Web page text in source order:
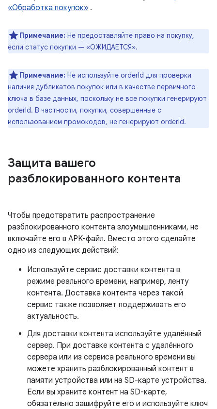
«Обработка покупок» .
Примечание: Не предоставляйте право на покупку,
если статус покупки — «ОЖИДАЕТСЯ».
Примечание: Не используйте orderId для проверки
наличия дубликатов покупок или в качестве первичного
ключа в базе данных, поскольку не все покупки генерируют
orderId. В частности, покупки, совершенные с
использованием промокодов, не генерируют orderId.
Защита вашего
разблокированного контента
Чтобы предотвратить распространение
разблокированного контента злоумышленниками, не
включайте его в APK-файл. Вместо этого сделайте
одно из следующих действий:
Используйте сервис доставки контента в
режиме реального времени, например, ленту
контента. Доставка контента через такой
сервис также позволяет поддерживать его
актуальность.
Для доставки контента используйте удалённый
сервер. При доставке контента с удалённого
сервера или из сервиса реального времени вы
можете хранить разблокированный контент в
памяти устройства или на SD-карте устройства.
Если вы храните контент на SD-карте,
обязательно зашифруйте его и используйте ключ